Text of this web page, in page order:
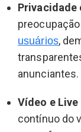
Privacidade
usuários,
anunciantes.
Vídeo e
contínuo do